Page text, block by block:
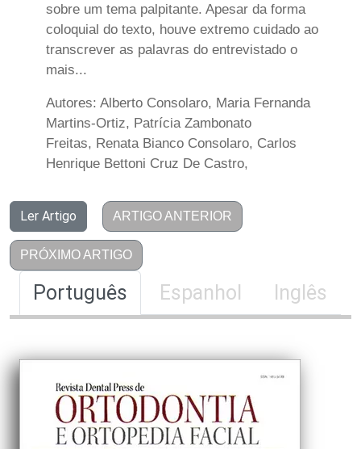
sobre um tema palpitante. Apesar da forma
coloquial do texto, houve extremo cuidado ao
transcrever as palavras do entrevistado o
mais...
Autores: Alberto Consolaro, Maria Fernanda
Martins-Ortiz, Patrícia Zambonato
Freitas, Renata Bianco Consolaro, Carlos
Henrique Bettoni Cruz De Castro,
Ler Artigo ARTIGO ANTERIOR
PRÓXIMO ARTIGO
Português Espanhol Inglês